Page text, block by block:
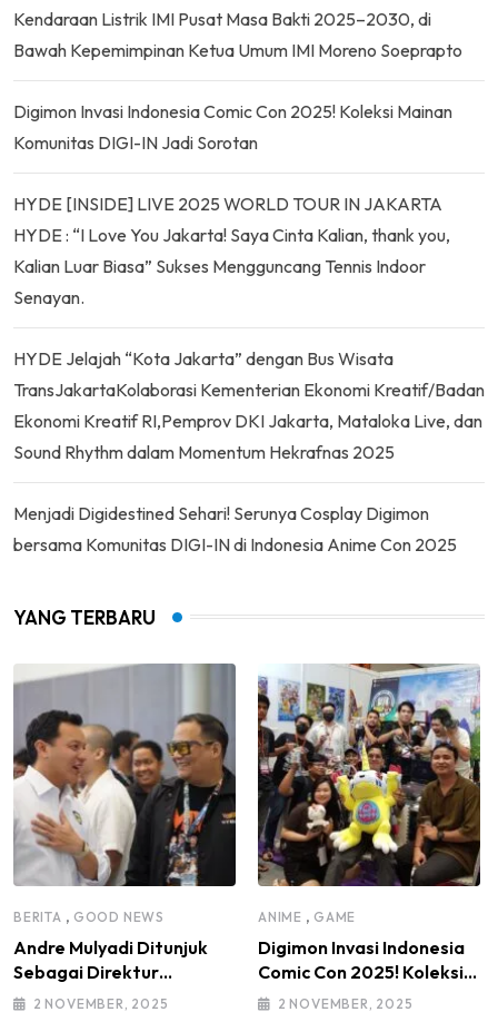
Kendaraan Listrik IMI Pusat Masa Bakti 2025–2030, di
Bawah Kepemimpinan Ketua Umum IMI Moreno Soeprapto
Digimon Invasi Indonesia Comic Con 2025! Koleksi Mainan
Komunitas DIGI-IN Jadi Sorotan
HYDE [INSIDE] LIVE 2025 WORLD TOUR IN JAKARTA
HYDE : “I Love You Jakarta! Saya Cinta Kalian, thank you,
Kalian Luar Biasa” Sukses Mengguncang Tennis Indoor
Senayan.
HYDE Jelajah “Kota Jakarta” dengan Bus Wisata
TransJakartaKolaborasi Kementerian Ekonomi Kreatif/Badan
Ekonomi Kreatif RI,Pemprov DKI Jakarta, Mataloka Live, dan
Sound Rhythm dalam Momentum Hekrafnas 2025
Menjadi Digidestined Sehari! Serunya Cosplay Digimon
bersama Komunitas DIGI-IN di Indonesia Anime Con 2025
YANG TERBARU
BERITA , GOOD NEWS
Andre Mulyadi Ditunjuk
Sebagai Direktur
Modifikasi dan Kendaraan
2 NOVEMBER, 2025
ANIME , GAME
Digimon Invasi Indonesia
Comic Con 2025! Koleksi
Mainan Komunitas DIGI-IN
2 NOVEMBER, 2025